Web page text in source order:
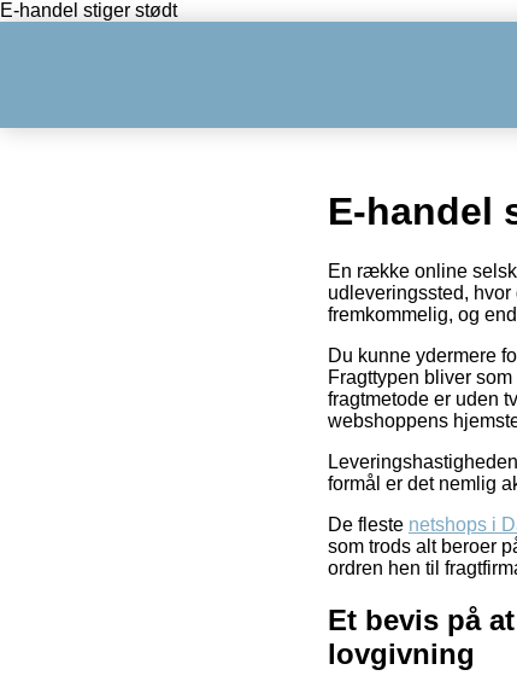
E-handel stiger stødt
E-handel
En række online
udleveringssted,
fremkommelig, og
Du kunne ydermere
Fragttypen bliver
fragtmetode er uden
webshoppens
formål er det nemlig
De fleste netshops i
som trods alt beroer
ordren hen til
Et bevis på
lovgivning